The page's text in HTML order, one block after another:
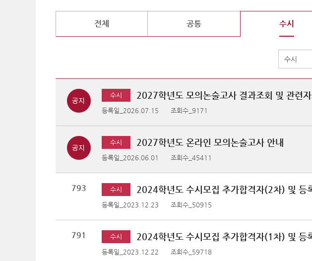
전체 공통 수시
수시
수시 2027학년도 모의논술고사 결과조회 및 관련
등록일_2026.07.15 조회수_9171
수시 2027학년도 온라인 모의논술고사 안내
등록일_2026.06.01 조회수_45411
793 수시 2024학년도 수시모집 추가합격자(2차) 및 등
등록일_2023.12.23 조회수_50915
791 수시 2024학년도 수시모집 추가합격자(1차) 및 등
등록일_2023.12.22 조회수_59718